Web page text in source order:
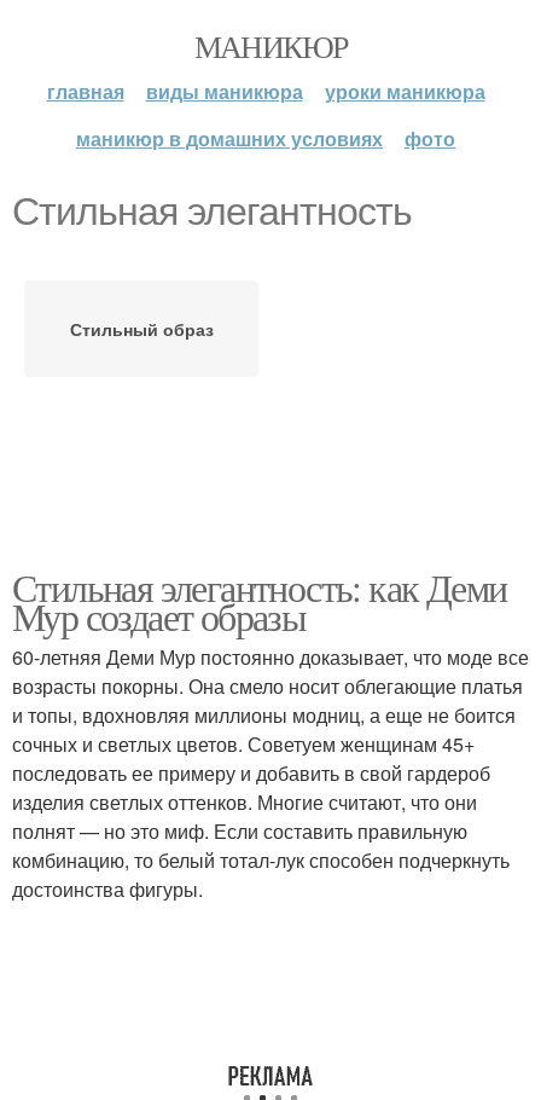
МАНИКЮР
главная виды маникюра
уроки маникюра
маникюр в домашних условиях
фото
Стильная элегантность
Стильный образ
Стильная элегантность: как Деми
Мур создает образы
60-летняя Деми Мур постоянно доказывает, что моде все
возрасты покорны. Она смело носит облегающие платья
и топы, вдохновляя миллионы модниц, а еще не боится
сочных и светлых цветов. Советуем женщинам 45+
последовать ее примеру и добавить в свой гардероб
изделия светлых оттенков. Многие считают, что они
полнят — но это миф. Если составить правильную
комбинацию, то белый тотал-лук способен подчеркнуть
достоинства фигуры.